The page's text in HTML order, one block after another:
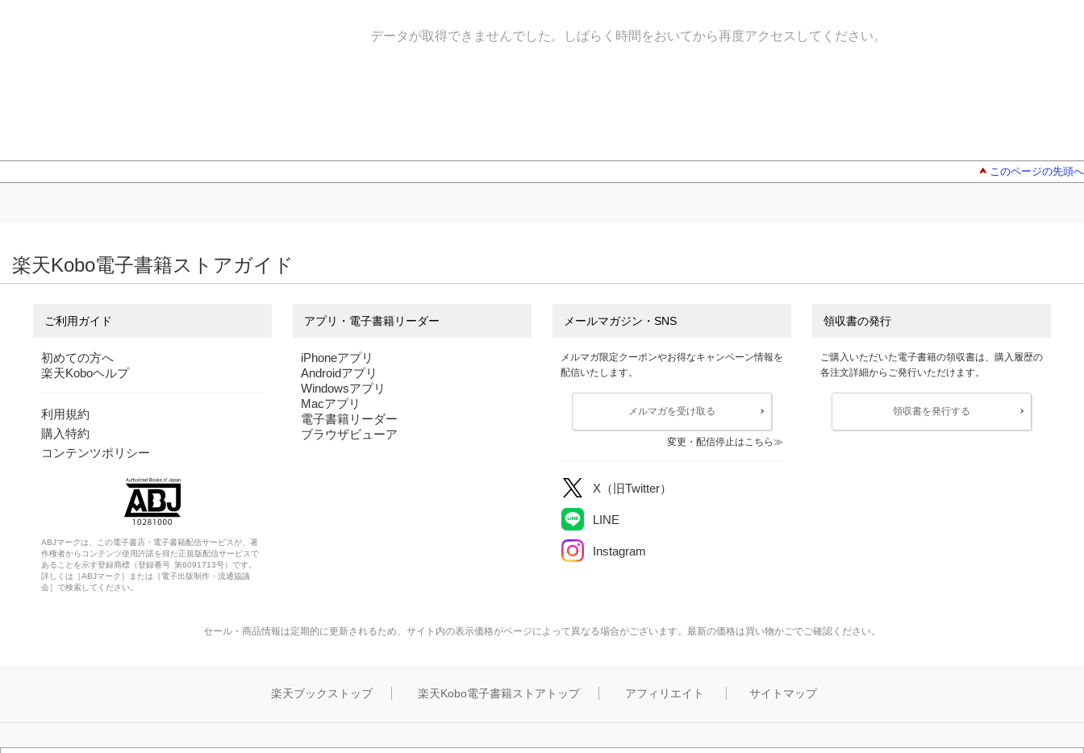
データが取得できませんでした。しばらく時間をおいてから再度アクセスしてください。
このページの先頭へ
楽天Kobo電子書籍ストアガイド
ご利用ガイド
初めての方へ
楽天Koboヘルプ
利用規約
購入特約
コンテンツポリシー
ABJマークは、この電子書店・電子書籍配信サービスが、著
作権者からコンテンツ使用許諾を得た正規版配信サービスで
あることを示す登録商標（登録番号 第6091713号）です。
詳しくは［ABJマーク］または［電子出版制作・流通協議
会］で検索してください。
アプリ・電子書籍リーダー
iPhoneアプリ
Androidアプリ
Windowsアプリ
Macアプリ
電子書籍リーダー
ブラウザビューア
メールマガジン・SNS
メルマガ限定クーポンやお得なキャンペーン情報を
配信いたします。
メルマガを受け取る
変更・配信停止はこちら
X（旧Twitter）
LINE
Instagram
領収書の発行
ご購入いただいた電子書籍の領収書は、購入履歴の
各注文詳細からご発行いただけます。
領収書を発行する
セール・商品情報は定期的に更新されるため、サイト内の表示価格がページによって異なる場合がございます。最新の価格は買い物かごでご確認ください。
楽天ブックストップ 楽天Kobo電子書籍ストアトップ アフィリエイト サイトマップ